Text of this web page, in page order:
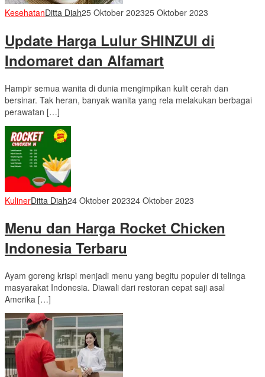
KesehatanDitta Diah25 Oktober 202325 Oktober 2023
Update Harga Lulur SHINZUI di
Indomaret dan Alfamart
Hampir semua wanita di dunia mengimpikan kulit cerah dan
bersinar. Tak heran, banyak wanita yang rela melakukan berbagai
perawatan […]
KulinerDitta Diah24 Oktober 202324 Oktober 2023
Menu dan Harga Rocket Chicken
Indonesia Terbaru
Ayam goreng krispi menjadi menu yang begitu populer di telinga
masyarakat Indonesia. Diawali dari restoran cepat saji asal
Amerika […]